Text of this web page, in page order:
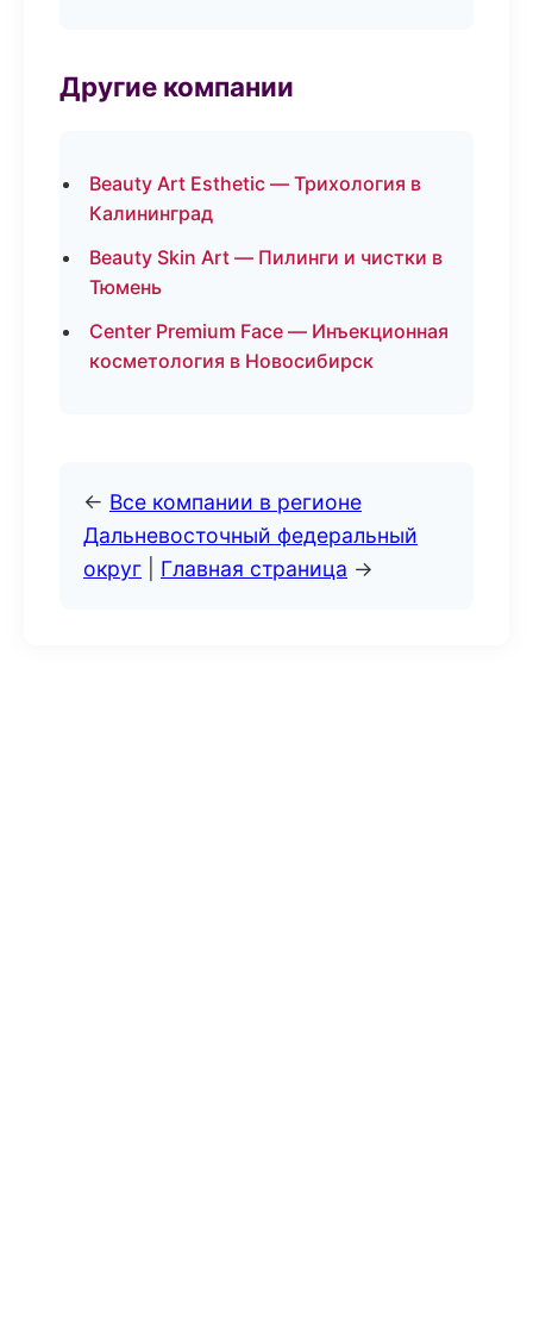
Другие компании
Beauty Art Esthetic — Трихология в
Калининград
Beauty Skin Art — Пилинги и чистки в
Тюмень
Center Premium Face — Инъекционная
косметология в Новосибирск
← Все компании в регионе
Дальневосточный федеральный
округ
Главная страница →